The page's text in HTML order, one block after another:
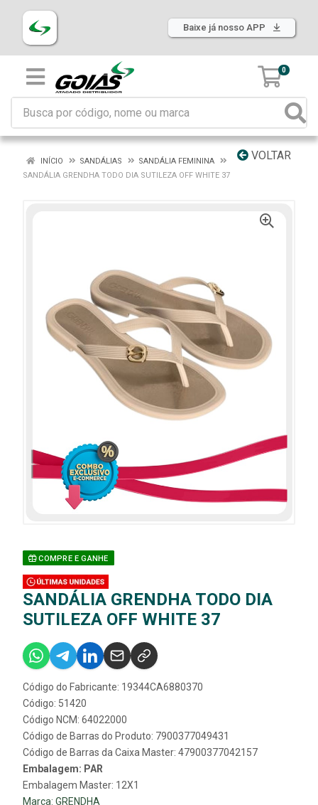
Baixe já nosso APP
0
VOLTAR
INÍCIO SANDÁLIAS
SANDÁLIA FEMININA
SANDÁLIA GRENDHA TODO DIA SUTILEZA OFF WHITE 37
COMPRE E GANHE
SANDÁLIA GRENDHA TODO DIA
SUTILEZA OFF WHITE 37
Código do Fabricante: 19344CA6880370
Código: 51420
Código NCM: 64022000
Código de Barras do Produto: 7900377049431
Código de Barras da Caixa Master: 47900377042157
Embalagem: PAR
Embalagem Master: 12X1
Marca: GRENDHA